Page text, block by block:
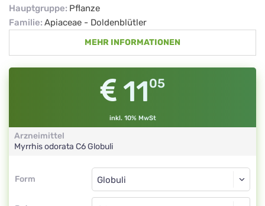
Hauptgruppe: Pflanze
Familie: Apiaceae - Doldenblütler
MEHR INFORMATIONEN
1105
inkl. 10% MwSt
Arzneimittel
Myrrhis odorata C6Globuli
Form
Form
Globuli